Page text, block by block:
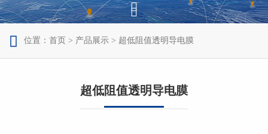


 位置： 首页 > 产品展示 > 超低阻值透明导电膜
超低阻值透明导电膜